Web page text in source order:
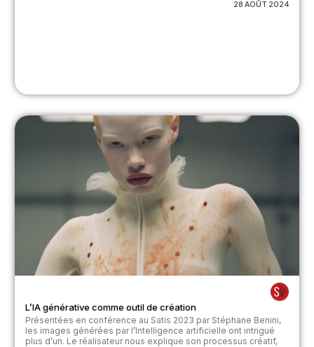
28 AOÛT 2024
L’IA générative comme outil de création
Présentées en conférence au Satis 2023 par Stéphane Benini,
les images générées par l’Intelligence artificielle ont intrigué
plus d’un. Le réalisateur nous explique son processus créatif,